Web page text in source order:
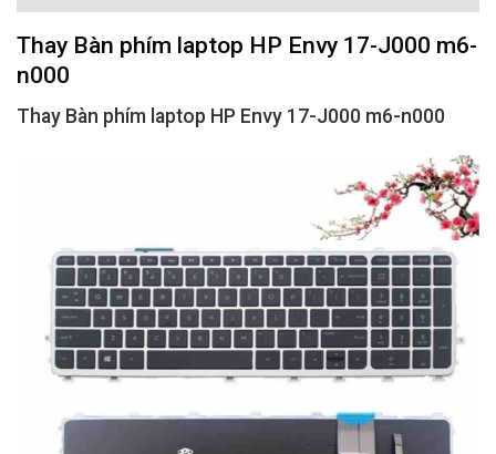
Thay Bàn phím laptop HP Envy 17-J000 m6-
n000
Thay Bàn phím laptop HP Envy 17-J000 m6-n000